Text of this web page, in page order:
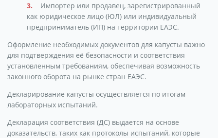
Импортер или продавец, зарегистрированный
как юридическое лицо (ЮЛ) или индивидуальный
предприниматель (ИП) на территории ЕАЭС.
Оформление необходимых документов для капусты важно
для подтверждения её безопасности и соответствия
установленным требованиям, обеспечивая возможность
законного оборота на рынке стран ЕАЭС.
Декларирование капусты осуществляется по итогам
лабораторных испытаний.
Декларация соответствия (ДС) выдается на основе
доказательств, таких как протоколы испытаний, которые